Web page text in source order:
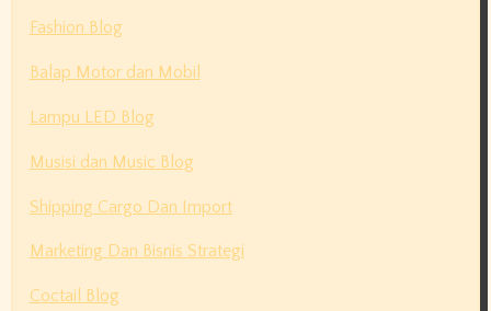
Fashion Blog
Balap Motor dan Mobil
Lampu LED Blog
Musisi dan Music Blog
Shipping Cargo Dan Import
Marketing Dan Bisnis Strategi
Coctail Blog